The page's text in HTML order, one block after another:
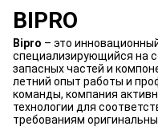
BIPRO
Bipro – это
специализирующийся на
запасных частей и
летний опыт работы и
команды, компания
технологии для
требованиям